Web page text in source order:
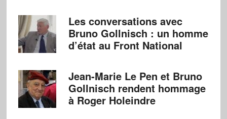
Les conversations avec
Bruno Gollnisch : un homme
d’état au Front National
Jean-Marie Le Pen et Bruno
Gollnisch rendent hommage
à Roger Holeindre